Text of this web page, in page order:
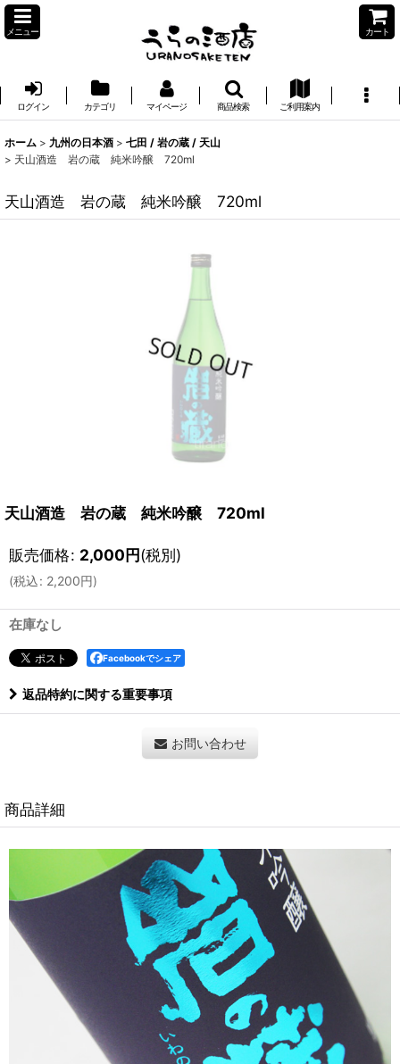
メニュー カート
ログイン カテゴリ マイページ 商品検索 ご利用案内
ホーム > 九州の日本酒 > 七田 / 岩の蔵 / 天山
> 天山酒造 岩の蔵 純米吟醸 720ml
天山酒造 岩の蔵 純米吟醸 720ml
天山酒造 岩の蔵 純米吟醸 720ml
販売価格: 2,000円(税別)
(税込: 2,200円)
在庫なし
Facebookでシェア
返品特約に関する重要事項
お問い合わせ
商品詳細